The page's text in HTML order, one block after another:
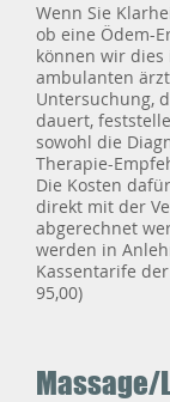
Wenn Sie
ob eine Ödem-
können wir
ambulanten
Untersuchung,
dauert,
sowohl die
Therapie-
Die Kosten
direkt mit der
abgerechnet
werden in
Kassentarife
95,00)
Massage/